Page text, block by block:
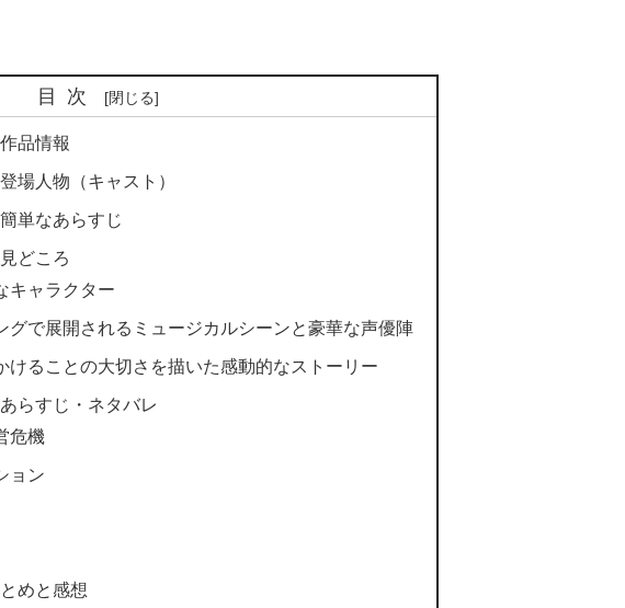
目次
品情報
場人物（キャスト）
単なあらすじ
どころ
キャラクター
で展開されるミュージカルシーンと豪華な声優陣
ることの大切さを描いた感動的なストーリー
らすじ・ネタバレ
危機
ョン
めと感想